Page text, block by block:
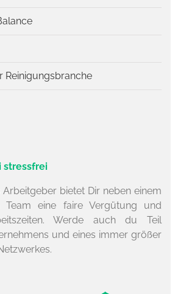
Reinigungsbranche
stressfrei
Arbeitgeber bietet Dir neben einem
Team eine faire Vergütung und
Werde auch du Teil
und eines immer größer